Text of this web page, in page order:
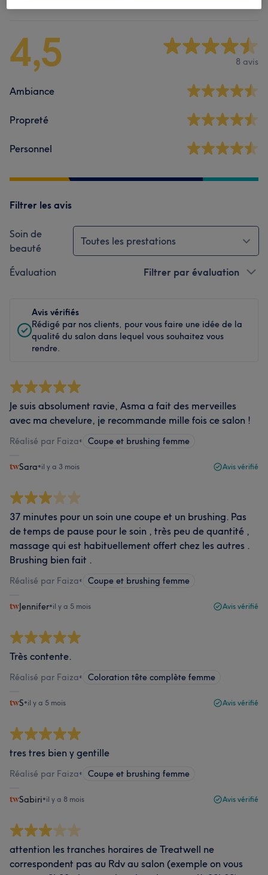
4,5 8 avis
Ambiance
Propreté
Personnel
Filtrer les avis
Soin de
beauté
Toutes les prestations
Évaluation Filtrer par évaluation
Avis vérifiés
Rédigé par nos clients, pour vous faire une idée de la
qualité du salon dans lequel vous souhaitez vous
rendre.
Je suis absolument ravie, Asma a fait des merveilles
avec ma chevelure, je recommande mille fois ce salon !
Réalisé par Faiza• Coupe et brushing femme
Sara•il y a 3 mois Avis vérifié
37 minutes pour un soin une coupe et un brushing. Pas
de temps de pause pour le soin , très peu de quantité ,
massage qui est habituellement offert chez les autres .
Brushing bien fait .
Réalisé par Faiza• Coupe et brushing femme
Jennifer•il y a 5 mois Avis vérifié
Très contente.
Réalisé par Faiza• Coloration tête complète femme
S•il y a 5 mois Avis vérifié
tres tres bien y gentille
Réalisé par Faiza• Coupe et brushing femme
Sabiri•il y a 8 mois Avis vérifié
attention les tranches horaires de Treatwell ne
correspondent pas au Rdv au salon (exemple on vous